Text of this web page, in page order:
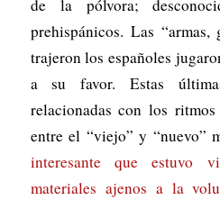
de la pólvora;
prehispánicos. Las “armas,
trajeron los españoles
a su favor. Estas
relacionadas con los
entre el “viejo” y “nuevo”
interesante que estuvo
materiales ajenos a la